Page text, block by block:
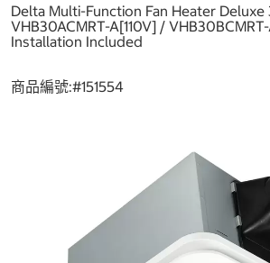
Delta Multi-Function Fan Heater
VHB30ACMRT-A[110V] /
Installation Included
商品編號:#151554